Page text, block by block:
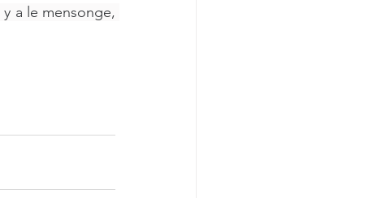
a le mensonge,